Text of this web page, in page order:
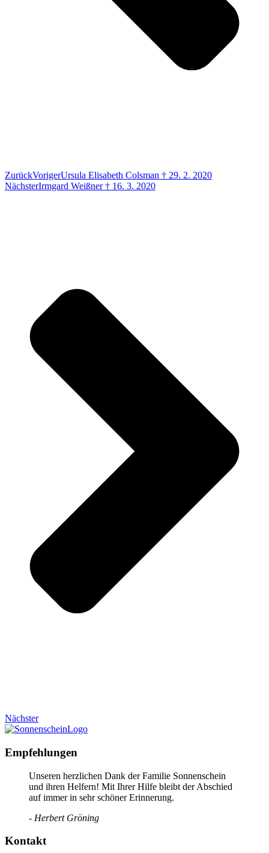
ZurückVorigerUrsula Elisabeth Colsman † 29. 2. 2020
NächsterIrmgard Weißner † 16. 3. 2020
Nächster
Empfehlungen
Unseren herzlichen Dank der Familie Sonnenschein
und ihren Helfern! Mit Ihrer Hilfe bleibt der Abschied
auf immer in sehr schöner Erinnerung.
- Herbert Gröning
Kontakt